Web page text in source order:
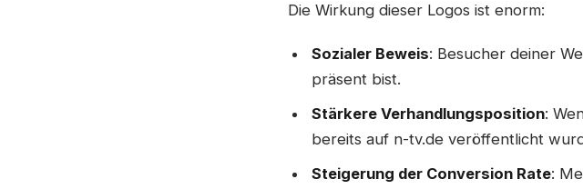
Die Wirkung dieser Logos ist enorm:
Sozialer Beweis: Besucher deiner
präsent bist.
Stärkere Verhandlungsposition:
bereits auf n-tv.de veröffentlicht
Steigerung der Conversion Rate: